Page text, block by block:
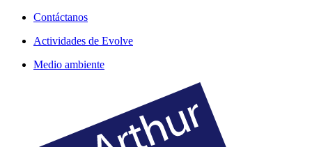
Contáctanos
Actividades de Evolve
Medio ambiente